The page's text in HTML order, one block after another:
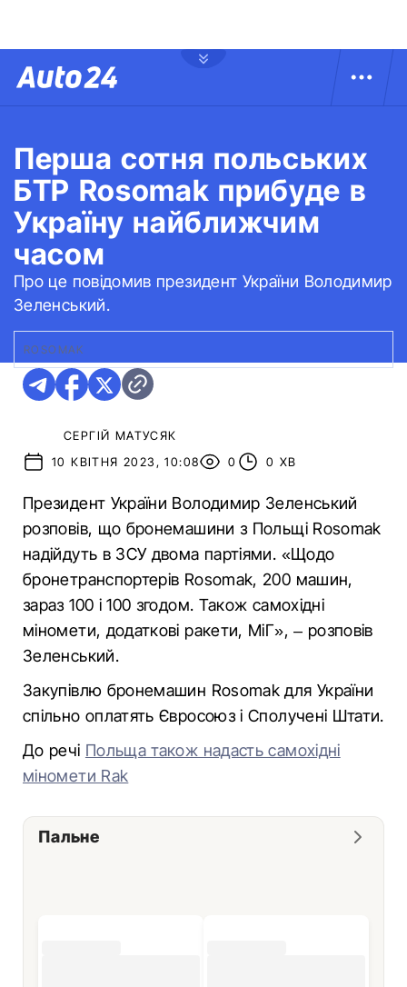
Перша сотня польських
БТР Rosomak прибуде в
Україну найближчим
часом
Про це повідомив президент України Володимир
Зеленський.
ROSOMAK
СЕРГІЙ МАТУСЯК
10 КВІТНЯ 2023, 10:08
0 0 ХВ
Президент України Володимир Зеленський
розповів, що бронемашини з Польщі Rosomak
надійдуть в ЗСУ двома партіями. «Щодо
бронетранспортерів Rosomak, 200 машин,
зараз 100 і 100 згодом. Також самохідні
міномети, додаткові ракети, МіГ», – розповів
Зеленський.
Закупівлю бронемашин Rosomak для України
спільно оплатять Євросоюз і Сполучені Штати.
До речі Польща також надасть самохідні
міномети Rak
Пальне